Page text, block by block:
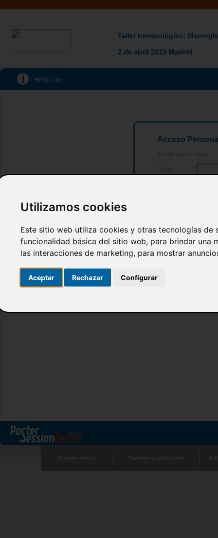
Utilizamos cookies
Este sitio web utiliza cookies y otras tecnologías de
funcionalidad básica del sitio web, para brindar una
las interacciones de marketing, para mostrar
Aceptar Rechazar Configurar
Taller hematológico:
2 de abril 2019 Madrid
Help Line
Acceso